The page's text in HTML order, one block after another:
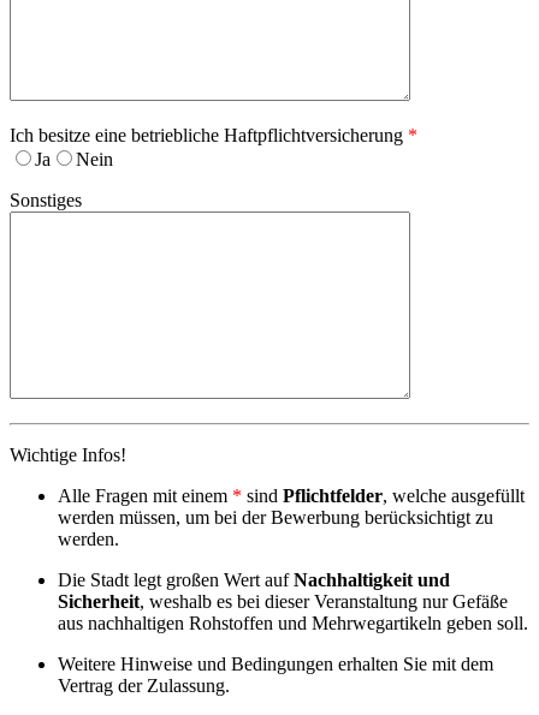
Ich besitze eine betriebliche Haftpflichtversicherung *
Ja
Nein
Sonstiges
Wichtige Infos!
Alle Fragen mit einem * sind Pflichtfelder, welche ausgefüllt
werden müssen, um bei der Bewerbung berücksichtigt zu
werden.
Die Stadt legt großen Wert aufNachhaltigkeit und
Sicherheit, weshalb es bei dieser Veranstaltung nur Gefäße
aus nachhaltigen Rohstoffen und Mehrwegartikeln geben soll.
Weitere Hinweise und Bedingungen erhalten Sie mit dem
Vertrag der Zulassung.